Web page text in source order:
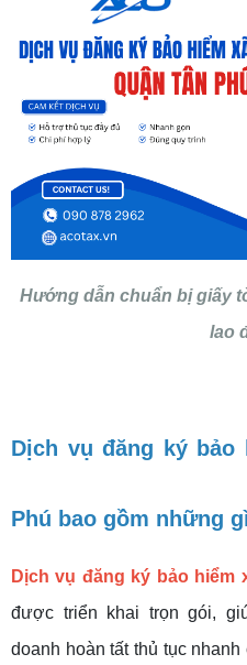
Hướng dẫn chuẩn bị giấy
lao
Dịch vụ đăng ký bảo
Phú bao gồm những
Dịch vụ đăng ký bảo hiểm
được triển khai trọn gói,
doanh hoàn tất thủ tục